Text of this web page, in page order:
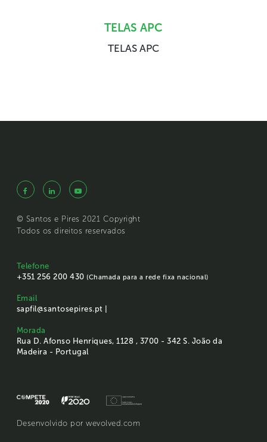
TELAS APC
TELAS APC
© Santos e Pires 2021 Copyright
Todos os direitos reservados
Telefone
+351 256 200 430(Chamada para a rede fixa nacional)
Email
sapfil@santosepires.pt |
Morada
Rua D. Afonso Henriques, 1128 , 3700 - 342 S. João da
Madeira - Portugal
Desenvolvido porwevolved.com